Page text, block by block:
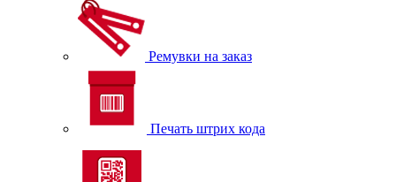
Ремувки на заказ
Печать штрих кода